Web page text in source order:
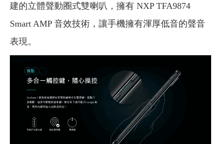
建的立體聲動圈式雙喇叭，擁有 NXP TFA9874
Smart AMP 音效技術，讓手機擁有渾厚低音的聲音
表現。